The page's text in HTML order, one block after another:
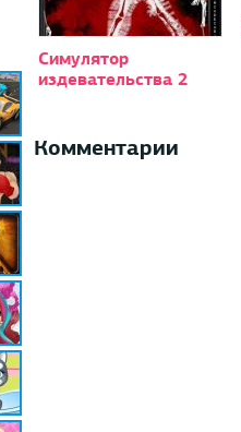
Симулятор
издевательства 2
Комментарии